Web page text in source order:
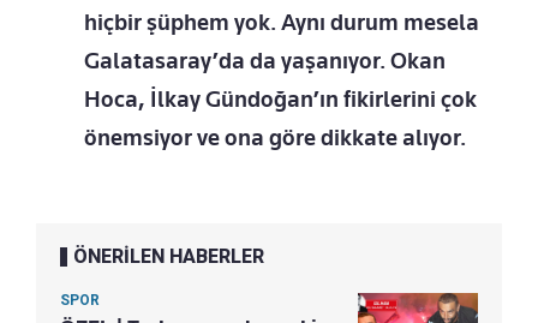
hiçbir şüphem yok. Aynı durum mesela
Galatasaray’da da yaşanıyor. Okan
Hoca, İlkay Gündoğan’ın fikirlerini çok
önemsiyor ve ona göre dikkate alıyor.
ÖNERİLEN HABERLER
SPOR